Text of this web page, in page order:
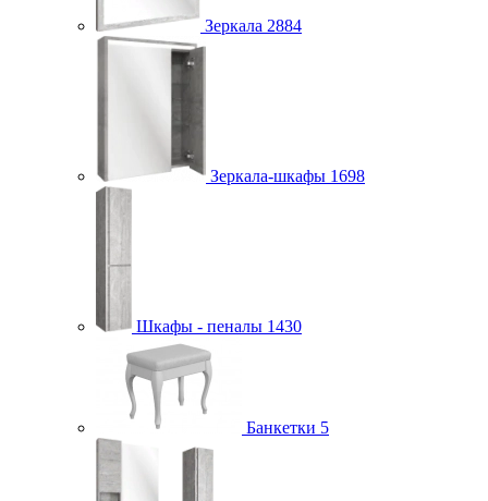
Зеркала 2884
Зеркала-шкафы 1698
Шкафы - пеналы 1430
Банкетки 5